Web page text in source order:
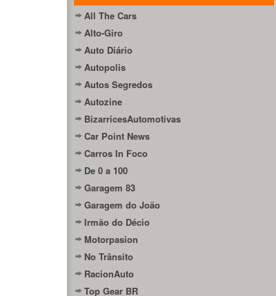
All The Cars
Alto-Giro
Auto Diário
Autopolis
Autos Segredos
Autozine
BizarricesAutomotivas
Car Point News
Carros In Foco
De 0 a 100
Garagem 83
Garagem do João
Irmão do Décio
Motorpasion
No Trânsito
RacionAuto
Top Gear BR